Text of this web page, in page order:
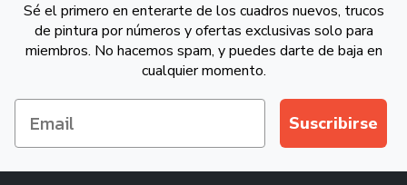
Sé el primero en enterarte de los cuadros nuevos, trucos
de pintura por números y ofertas exclusivas solo para
miembros. No hacemos spam, y puedes darte de baja en
cualquier momento.
Suscribirse